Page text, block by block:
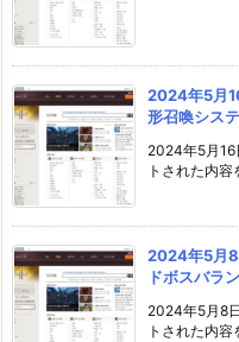
2024年5月
形召喚シス
2024年5月16
トされた内
2024年5月8
ドボスバラ
2024年5月8
トされた内